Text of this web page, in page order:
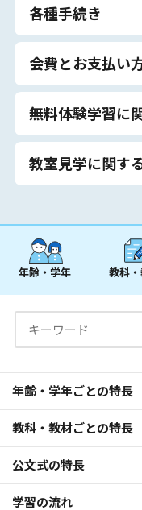
各種手続き
会費とお支払い
無料体験学習に
教室見学に関す
年齢・学年 教科
年齢・学年ごとの特長
教科・教材ごとの特長
公文式の特長
学習の流れ